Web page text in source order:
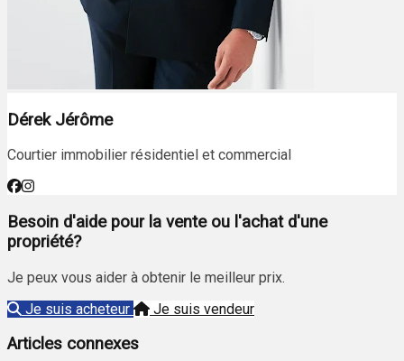
Dérek Jérôme
Courtier immobilier résidentiel et commercial
Besoin d'aide pour la vente ou l'achat d'une
propriété?
Je peux vous aider à obtenir le meilleur prix.
Je suis acheteur
Je suis vendeur
Articles connexes